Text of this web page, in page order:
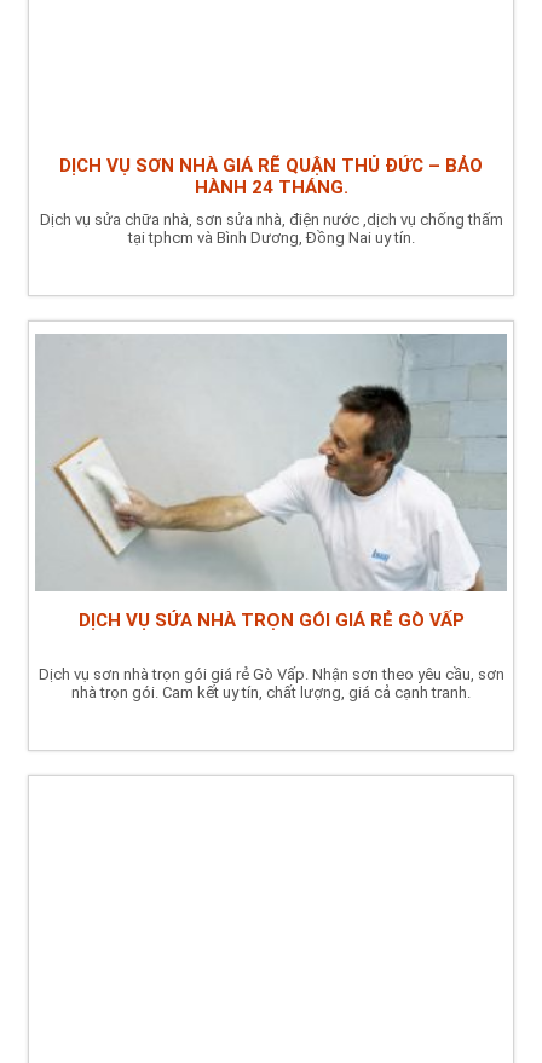
DỊCH VỤ SƠN NHÀ GIÁ RẼ QUẬN THỦ ĐỨC – BẢO
HÀNH 24 THÁNG.
Dịch vụ sửa chữa nhà, sơn sửa nhà, điện nước ,dịch vụ chống thấm
tại tphcm và Bình Dương, Đồng Nai uy tín.
DỊCH VỤ SỬA NHÀ TRỌN GÓI GIÁ RẺ GÒ VẤP
Dịch vụ sơn nhà trọn gói giá rẻ Gò Vấp. Nhận sơn theo yêu cầu, sơn
nhà trọn gói. Cam kết uy tín, chất lượng, giá cả cạnh tranh.